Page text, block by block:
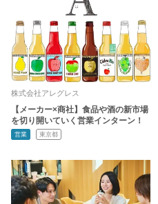
株式会社アレグレス
【メーカー×商社】食品や酒の新市場
を切り開いていく営業インターン！
営業 東京都